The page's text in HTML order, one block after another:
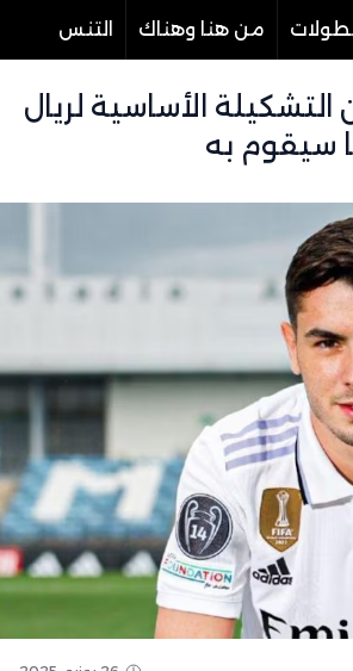
من هنا وهناك التنس
التشكيلة الأساسية لريال
سيقوم به